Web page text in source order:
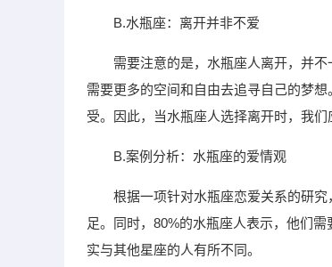
B.水瓶座：离开并非不爱
需要注意的是，水瓶座人离开，并
需要更多的空间和自由去追寻自己的梦
受。因此，当水瓶座人选择离开时，我
B.案例分析：水瓶座的爱情观
根据一项针对水瓶座恋爱关系的研
足。同时，80%的水瓶座人表示，他们
实与其他星座的人有所不同。